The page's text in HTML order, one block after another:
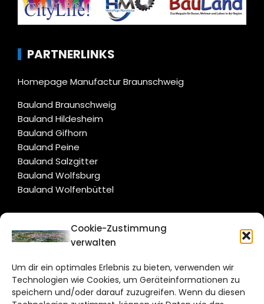
Cookie-Zustimmung
verwalten
Um dir ein optimales Erlebnis zu bieten, verwenden wir
Technologien wie Cookies, um Geräteinformationen zu
speichern und/oder darauf zuzugreifen. Wenn du diesen
PARTNERLINKS
Homepage Manufactur Braunschweig
Bauland Braunschweig
Bauland Hildesheim
Bauland Gifhorn
Bauland Peine
Bauland Salzgitter
Bauland Wolfsburg
Bauland Wolfenbüttel
CITYLIFE!
Bruchtorwall 12
38100 Braunschweig